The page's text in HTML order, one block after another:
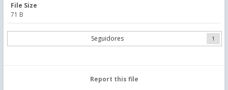
File Size
71 B
Seguidores 1
Report this file